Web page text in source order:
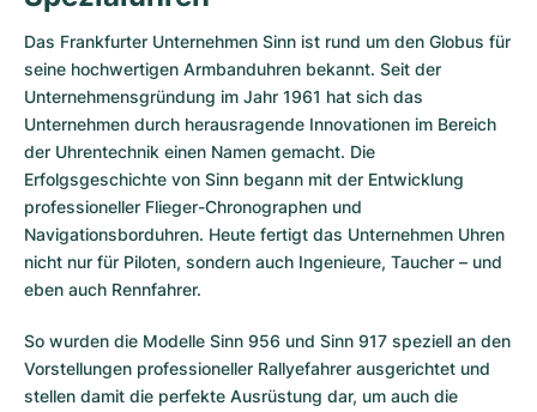
Milgauss
Oyster Perpetual
Yacht-Master
Yacht-Master II
Sea-Dweller
Submariner
Damenuhren
Ronde
Rotonde
Crash
Pasha
Tortue
Ballon Blanc
Professional
Bentley
Transocean
Cockpit
Chronospace
Galactic
Formula 1
Grand Carrera
Gebraucht
Damenuhren
Portofino
Portugieser
Da Vinci
Aquatimer
Spitfire
Vintage
Spirit of Big Bang
King Power
Gebraucht
Das Frankfurter Unternehmen Sinn ist rund um den Globus für
seine hochwertigen Armbanduhren bekannt. Seit der
Unternehmensgründung im Jahr 1961 hat sich das
Unternehmen durch herausragende Innovationen im Bereich
der Uhrentechnik einen Namen gemacht. Die
Erfolgsgeschichte von Sinn begann mit der Entwicklung
professioneller Flieger-Chronographen und
Navigationsborduhren. Heute fertigt das Unternehmen Uhren
nicht nur für Piloten, sondern auch Ingenieure, Taucher – und
eben auch Rennfahrer.
So wurden die Modelle Sinn 956 und Sinn 917 speziell an den
Vorstellungen professioneller Rallyefahrer ausgerichtet und
stellen damit die perfekte Ausrüstung dar, um auch die